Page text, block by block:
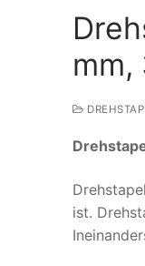
mm,
ist.